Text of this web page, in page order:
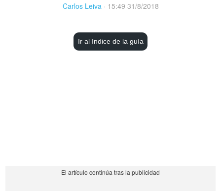
Carlos Leiva · 15:49 31/8/2018
Ir al índice de la guía